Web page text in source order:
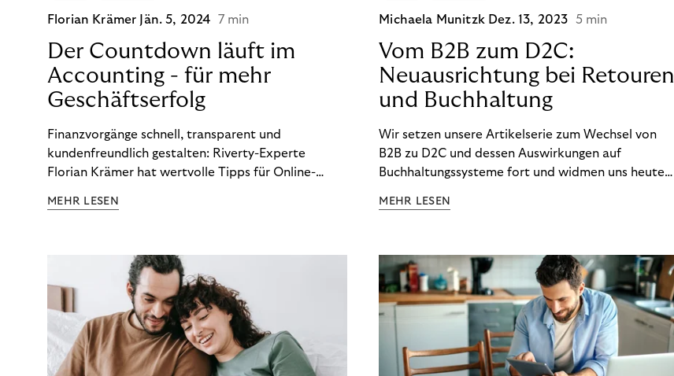
Florian Krämer Jän. 5, 2024 7 min
Der Countdown läuft im
Accounting - für mehr
Geschäftserfolg
Finanzvorgänge schnell, transparent und
kundenfreundlich gestalten: Riverty-Experte
Florian Krämer hat wertvolle Tipps für Online-
möchten.
MEHR LESEN
Michaela Munitzk Dez. 13, 2023 5 min
Vom B2B zum D2C:
Neuausrichtung bei Retouren
und Buchhaltung
Wir setzen unsere Artikelserie zum Wechsel von
B2B zu D2C und dessen Auswirkungen auf
Buchhaltungssysteme fort und widmen uns heute
im D2C-Bereich.
MEHR LESEN